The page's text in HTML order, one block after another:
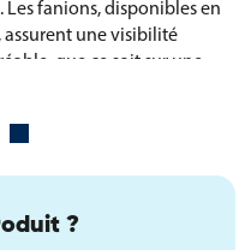
fanions, disponibles en
une visibilité
que ce soit sur une
?